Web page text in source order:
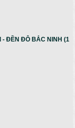
- ĐỀN ĐÔ BẮC NINH (1